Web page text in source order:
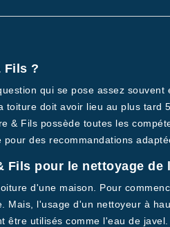
Fils ?
qui se pose assez souvent
doit avoir lieu au plus tard
& Fils possède toutes les
des recommandations
Fils pour le nettoyage de
d'une maison. Pour
Mais, l'usage d'un nettoyeur à
être utilisés comme l'eau de